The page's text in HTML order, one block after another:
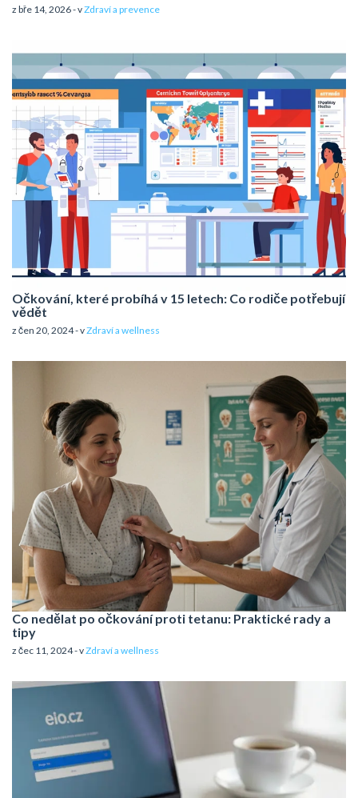
z bře 14, 2026 - vZdraví a prevence
Očkování, které probíhá v 15 letech: Co rodiče potřebují
vědět
z čen 20, 2024 - vZdraví a wellness
Co nedělat po očkování proti tetanu: Praktické rady a
tipy
z čec 11, 2024 - vZdraví a wellness